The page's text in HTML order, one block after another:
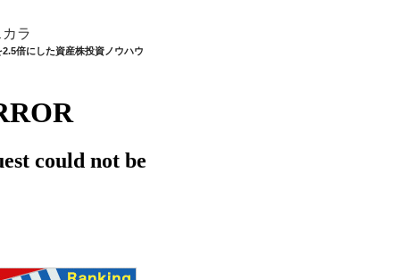
ラ
倍にした資産株投資ノウハウ